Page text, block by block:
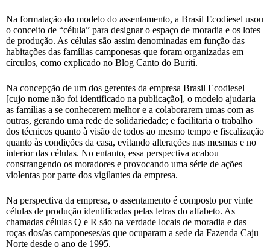
Na formatação do modelo do assentamento, a Brasil Ecodiesel usou
o conceito de “célula” para designar o espaço de moradia e os lotes
de produção. As células são assim denominadas em função das
habitações das famílias camponesas que foram organizadas em
círculos, como explicado no Blog Canto do Buriti.
Na concepção de um dos gerentes da empresa Brasil Ecodiesel
[cujo nome não foi identificado na publicação], o modelo ajudaria
as famílias a se conhecerem melhor e a colaborarem umas com as
outras, gerando uma rede de solidariedade; e facilitaria o trabalho
dos técnicos quanto à visão de todos ao mesmo tempo e fiscalização
quanto às condições da casa, evitando alterações nas mesmas e no
interior das células. No entanto, essa perspectiva acabou
constrangendo os moradores e provocando uma série de ações
violentas por parte dos vigilantes da empresa.
Na perspectiva da empresa, o assentamento é composto por vinte
células de produção identificadas pelas letras do alfabeto. As
chamadas células Q e R são na verdade locais de moradia e das
roças dos/as camponeses/as que ocuparam a sede da Fazenda Caju
Norte desde o ano de 1995.